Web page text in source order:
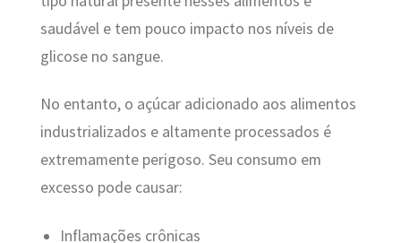
saudável e tem pouco impacto nos níveis de
glicose no sangue.
No entanto, o açúcar adicionado aos alimentos
industrializados e altamente processados é
extremamente perigoso. Seu consumo em
excesso pode causar:
Inflamações crônicas